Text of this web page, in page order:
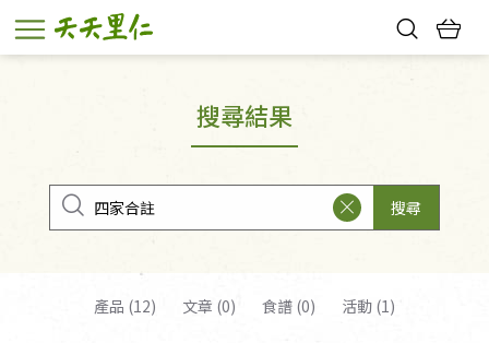
幸福節中獎名單
搜尋結果
搜尋
產品 (12) 文章 (0) 食譜 (0) 活動 (1)